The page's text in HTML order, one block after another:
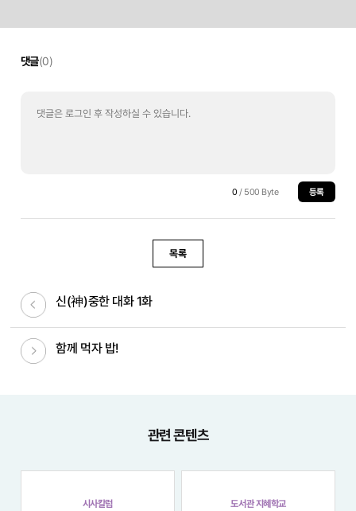
댓글(0)
0 / 500 Byte 등록
목록
이전글
신(神)중한 대화 1화
다음글
함께 먹자 밥!
관련 콘텐츠
시사칼럼 도서관 지혜학교